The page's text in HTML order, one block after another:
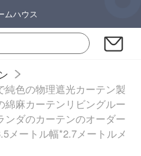
ムハウス
純色の物理遮光カーテン製
綿麻カーテンリビングルー
ンダのカーテンのオーダー
メートル幅*2.7メートルメ